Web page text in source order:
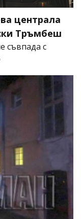
централа
Тръмбеш
съвпада с